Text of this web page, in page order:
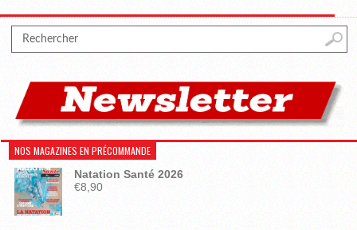
NOS MAGAZINES EN PRÉCOMMANDE
Natation Santé 2026
€8,90